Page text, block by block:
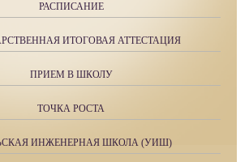
РАСПИСАНИЕ
ИТОГОВАЯ АТТЕСТАЦИЯ
ПРИЕМ В ШКОЛУ
ТОЧКА РОСТА
ИНЖЕНЕРНАЯ ШКОЛА (УИШ)